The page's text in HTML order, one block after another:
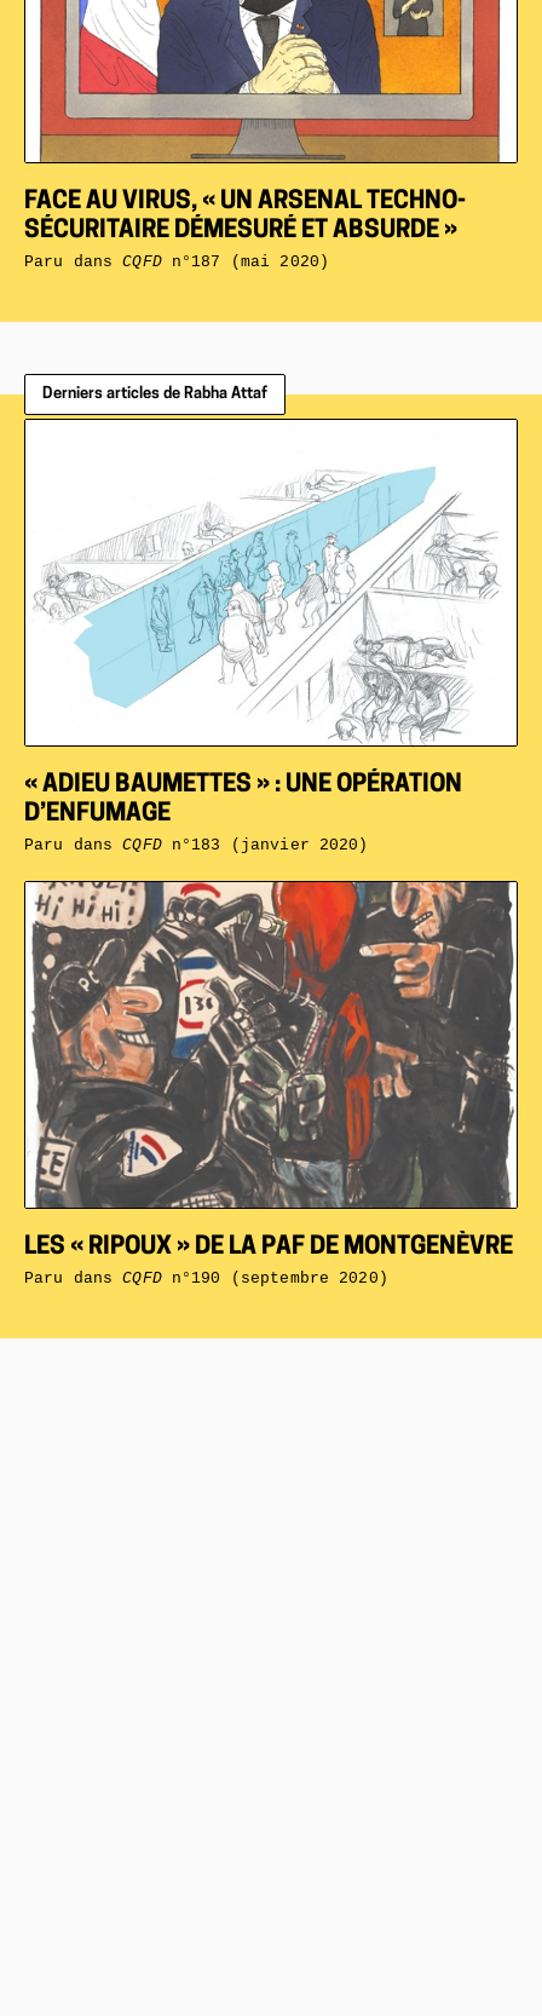
FACE AU VIRUS, « UN ARSENAL TECHNO-
SÉCURITAIRE DÉMESURÉ ET ABSURDE »
Paru dansCQFDn°187 (mai 2020)
Derniers articles de Rabha Attaf
LES « RIPOUX » DE LA PAF DE MONTGENÈVRE
Paru dansCQFDn°190 (septembre 2020)
« ADIEU BAUMETTES » : UNE OPÉRATION
D’ENFUMAGE
Paru dansCQFDn°183 (janvier 2020)